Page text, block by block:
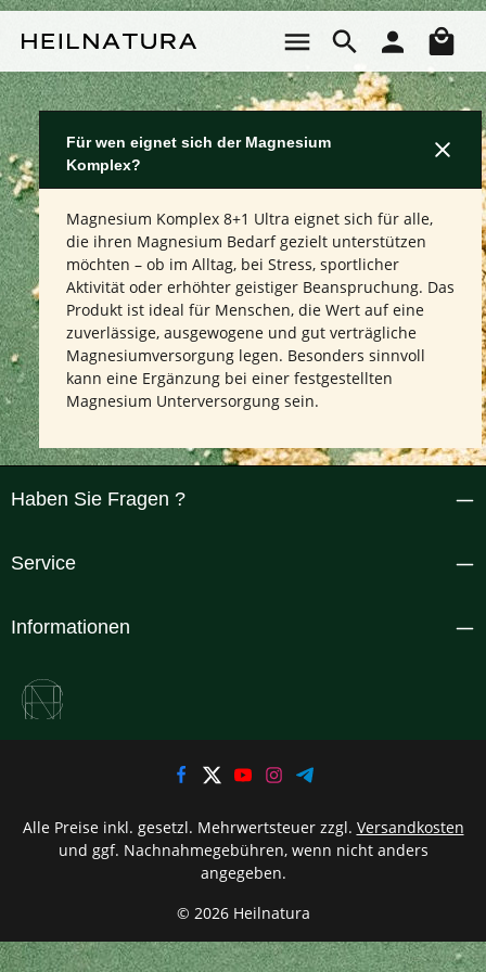
Für wen eignet sich der Magnesium
Komplex?
Magnesium Komplex 8+1 Ultra eignet sich für alle,
die ihren Magnesium Bedarf gezielt unterstützen
möchten – ob im Alltag, bei Stress, sportlicher
Aktivität oder erhöhter geistiger Beanspruchung. Das
Produkt ist ideal für Menschen, die Wert auf eine
zuverlässige, ausgewogene und gut verträgliche
Magnesiumversorgung legen. Besonders sinnvoll
kann eine Ergänzung bei einer festgestellten
Magnesium Unterversorgung sein.
Haben Sie Fragen ?
Service
Informationen
© 2026 Heilnatura
Alle Preise inkl. gesetzl. Mehrwertsteuer zzgl. Versandkosten
und ggf. Nachnahmegebühren, wenn nicht anders
angegeben.